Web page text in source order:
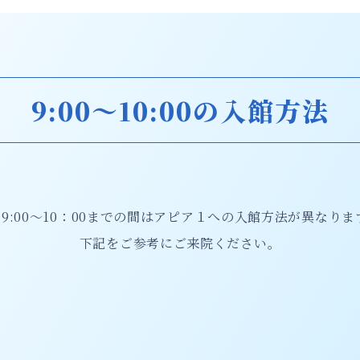
9:00～10:00の入館方法
～10：00までの間はアピア１への入館方法が異なりま
下記をご参考にご来院ください。